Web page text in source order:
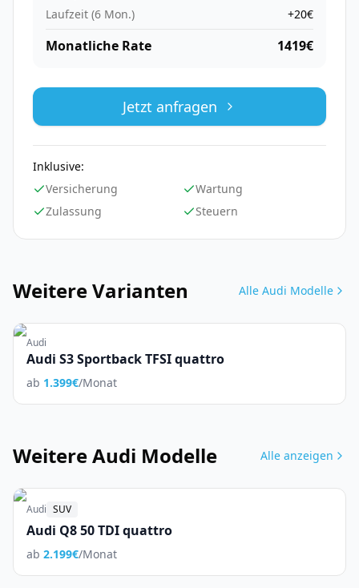
Laufzeit (6 Mon.) +20€
Monatliche Rate 1419€
Jetzt anfragen
Inklusive:
Versicherung
Wartung
Zulassung
Steuern
Weitere Varianten Alle Audi Modelle
Audi
Audi S3 Sportback TFSI quattro
ab 1.399€/Monat
WeitereAudi Modelle Alle anzeigen
Audi SUV
Audi Q8 50 TDI quattro
ab 2.199€/Monat